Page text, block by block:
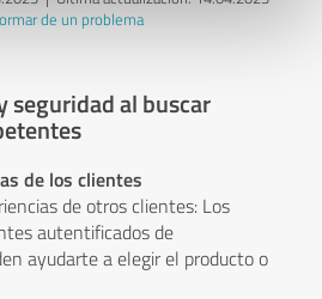
de un problema
seguridad al buscar
de los clientes
de otros clientes: Los
autentificados de
ayudarte a elegir el producto o